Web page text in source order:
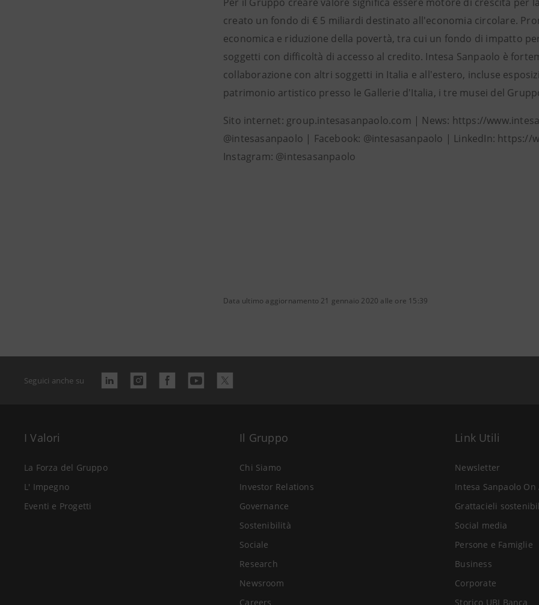
creato un fondo di € 5 miliardi destinato all'economia circolare.
economica e riduzione della povertà, tra cui un fondo di impatto
soggetti con difficoltà di accesso al credito. Intesa Sanpaolo è
collaborazione con altri soggetti in Italia e all'estero, incluse
patrimonio artistico presso le Gallerie d'Italia, i tre musei del
Sito internet: group.intesasanpaolo.com | News: https://
@intesasanpaolo | Facebook: @intesasanpaolo | LinkedIn:
Instagram: @intesasanpaolo
Data ultimo aggiornamento 21 gennaio 2020 alle ore 15:39
Seguici anche su
I Valori
La Forza del Gruppo
L' Impegno
Eventi e Progetti
Il Gruppo
Chi Siamo
Investor Relations
Governance
Sostenibilità
Sociale
Research
Newsroom
Careers
Link Utili
Newsletter
Intesa Sanpaolo On
Grattacieli
Social media
Persone e Famiglie
Business
Corporate
Storico UBI Banca